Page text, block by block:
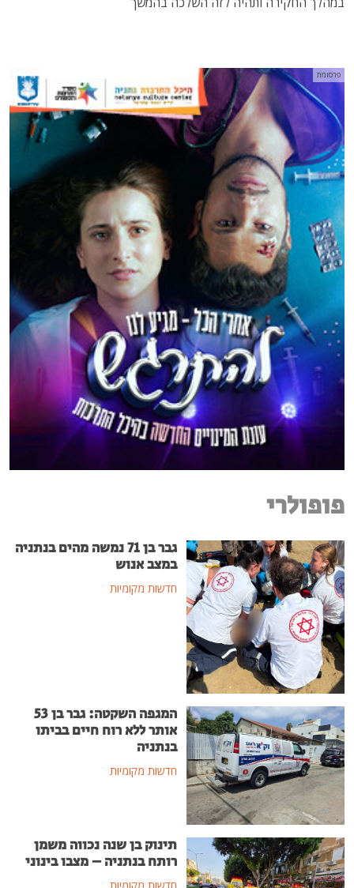
פרסומת
פופולרי
גבר בן 71 נמשה מהים בנתניה
במצב אנוש
חדשות מקומיות
המגפה השקטה: גבר בן 53
אותר ללא רוח חיים בביתו
בנתניה
חדשות מקומיות
תינוק בן שנה נכווה משמן
רותח בנתניה – מצבו בינוני